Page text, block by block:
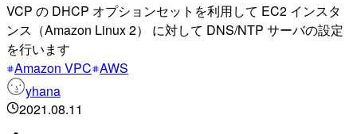
VCP の DHCP オプションセットを利用して EC2 インスタ
ンス（Amazon Linux 2） に対して DNS/NTP サーバの設定
を行います
Amazon VPC AWS
yhana
2021.08.11